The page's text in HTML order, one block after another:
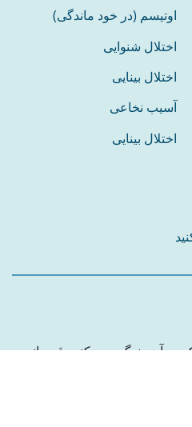
اوتیسم (در خود ماندگی)
اختلال شنوایی
اختلال بینایی
آسیب نخاعی
اختلال بینایی
در آن زندگی می کنیم قدردانی